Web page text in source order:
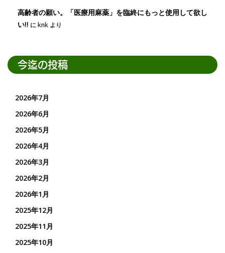
高齢者の願い。「医療用麻薬」を臨終にもっと使用して欲し
い!! にknk より
今迄の投稿
2026年7月
2026年6月
2026年5月
2026年4月
2026年3月
2026年2月
2026年1月
2025年12月
2025年11月
2025年10月